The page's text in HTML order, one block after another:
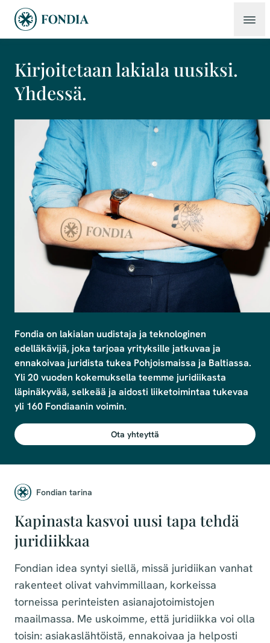
Kirjoitetaan lakiala uusiksi.
Yhdessä.
Fondia on lakialan uudistaja ja teknologinen
edelläkävijä, joka tarjoaa yrityksille jatkuvaa ja
ennakoivaa juridista tukea Pohjoismaissa ja Baltiassa.
Yli 20 vuoden kokemuksella teemme juridiikasta
läpinäkyvää, selkeää ja aidosti liiketoimintaa tukevaa
yli 160 Fondiaanin voimin.
Ota yhteyttä
Fondian tarina
Kapinasta kasvoi uusi tapa tehdä
juridiikkaa
Fondian idea syntyi siellä, missä juridiikan vanhat
rakenteet olivat vahvimmillaan, korkeissa
torneissa perinteisten asianajotoimistojen
maailmassa. Me uskoimme, että juridiikka voi olla
toisin: asiakaslähtöistä, ennakoivaa ja helposti